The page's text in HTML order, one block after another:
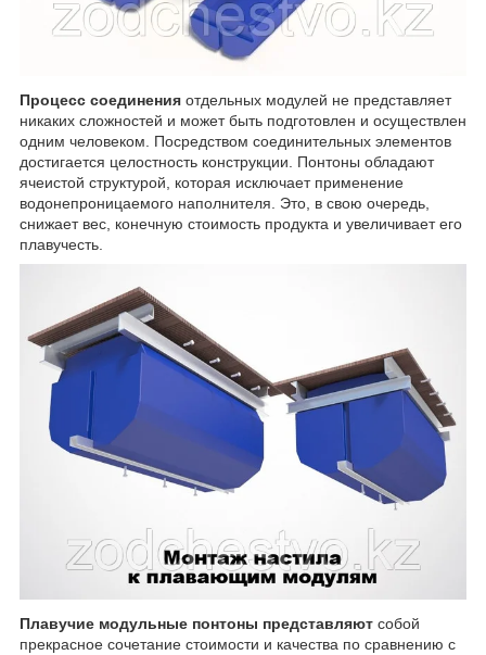
Процесс соединения отдельных модулей не представляет
никаких сложностей и может быть подготовлен и осуществлен
одним человеком. Посредством соединительных элементов
достигается целостность конструкции. Понтоны обладают
ячеистой структурой, которая исключает применение
водонепроницаемого наполнителя. Это, в свою очередь,
снижает вес, конечную стоимость продукта и увеличивает его
плавучесть.
Плавучие модульные понтоны представляют собой
прекрасное сочетание стоимости и качества по сравнению с